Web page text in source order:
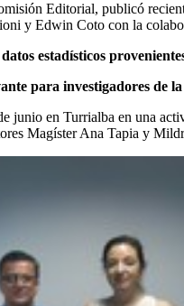
Editorial, publicó
y Edwin Coto con la
estadísticos
para investigadores de
junio en Turrialba en una
Magíster Ana Tapia y